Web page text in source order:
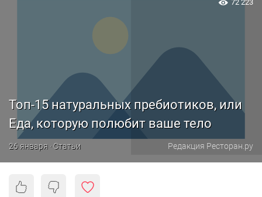
Топ-15 натуральных пребиотиков, или
Еда, которую полюбит ваше тело
26 января · Статьи Редакция Ресторан.ру
72 223